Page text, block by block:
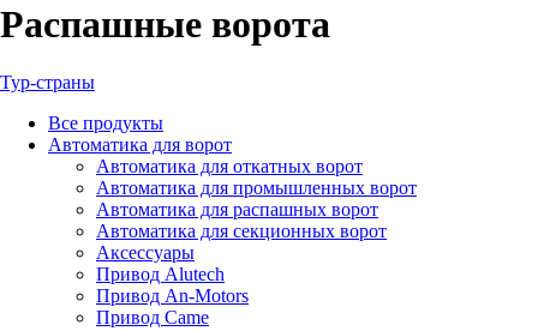
Распашные ворота
Тур-страны
Все продукты
Автоматика для ворот
Автоматика для откатных ворот
Автоматика для промышленных ворот
Автоматика для распашных ворот
Автоматика для секционных ворот
Аксессуары
Привод Alutech
Привод An-Motors
Привод Came